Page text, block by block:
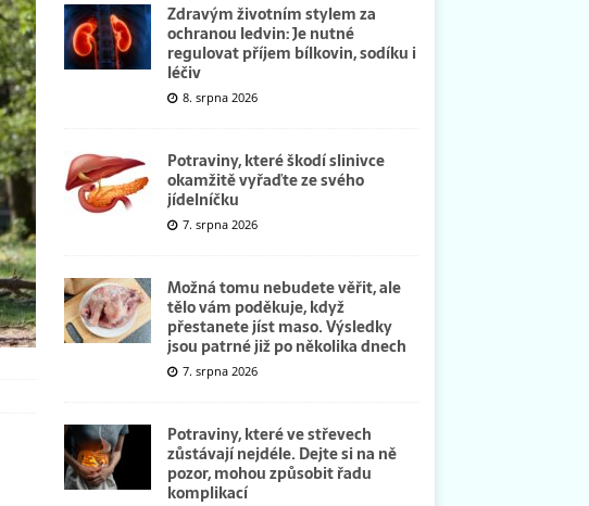
Zdravým životním stylem za
ochranou ledvin: Je nutné
regulovat příjem bílkovin, sodíku i
léčiv
8. srpna 2026
Potraviny, které škodí slinivce
okamžitě vyřaďte ze svého
jídelníčku
7. srpna 2026
Možná tomu nebudete věřit, ale
tělo vám poděkuje, když
přestanete jíst maso. Výsledky
jsou patrné již po několika dnech
7. srpna 2026
Potraviny, které ve střevech
zůstávají nejdéle. Dejte si na ně
pozor, mohou způsobit řadu
komplikací